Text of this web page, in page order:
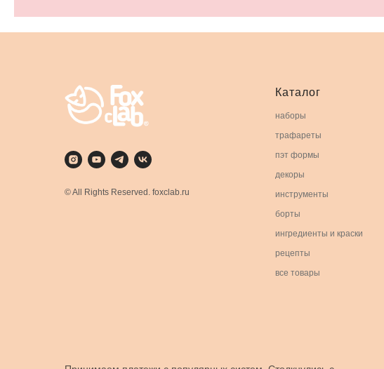
© All Rights Reserved. foxclab.ru
Каталог
наборы
трафареты
пэт формы
декоры
инструменты
борты
ингредиенты и краски
рецепты
все товары